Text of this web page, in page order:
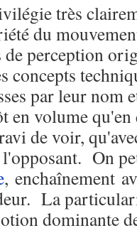
très
du
de perception
concepts
par leur nom
en volume
de voir,
On
, enchaînement
La
dominante